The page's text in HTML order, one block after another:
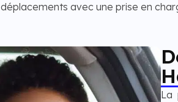
déplacements avec une prise en
La